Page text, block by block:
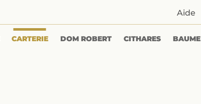
Aide
CARTERIE DOM ROBERT CITHARES BAUME